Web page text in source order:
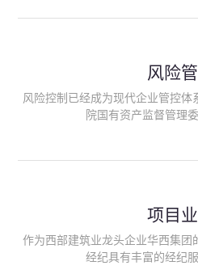
险产品；（六）保险招投标业务。
供专业、优质的保
风险
风险控制已经成为现代企业管控体
院国有资产监督管理
能够为客户降低风险管理成本，提
从风险评估、风险分析、风险防范
等全方位、全过程、专家式的服务
项目
作为西部建筑业龙头企业华西集团
经纪具有丰富的经纪